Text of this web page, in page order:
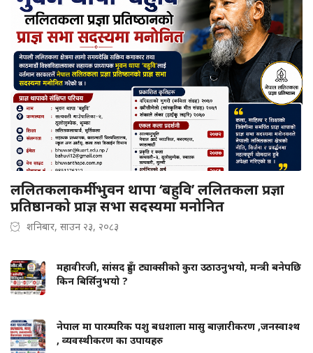
ललितकलाकर्मी भुवन थापा ‘बहुवि’ ललितकला प्रज्ञा
प्रतिष्ठानको प्राज्ञ सभा सदस्यमा मनोनित
शनिबार, साउन २३, २०८३
महावीरजी, सांसद हुँदा ट्याक्सीको कुरा उठाउनुभयो, मन्त्री बनेपछि
किन बिर्सिनुभयो ?
नेपाल मा पारम्परिक पशु बधशाला मासु बाज़ारीकरण ,जनस्वाश्थ
, व्यवस्थीकरण का उपायहरु